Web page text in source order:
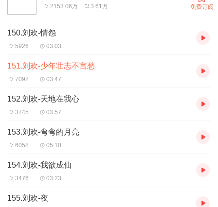
2153.06万 3.61万 免费订阅
150.刘欢-情怨
5926 03:03
151.刘欢-少年壮志不言愁
7092 03:47
152.刘欢-天地在我心
3745 03:57
153.刘欢-弯弯的月亮
6058 05:10
154.刘欢-我欲成仙
3476 03:23
155.刘欢-夜